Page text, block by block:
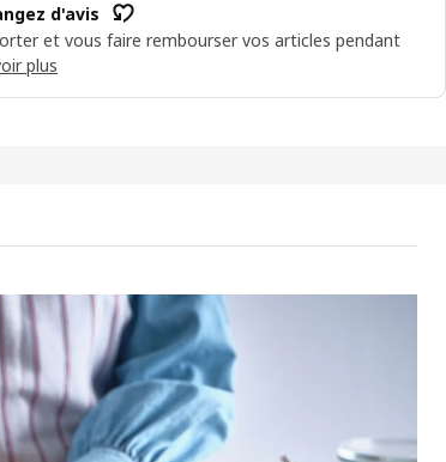
d'avis
et vous faire rembourser vos articles pendant
plus